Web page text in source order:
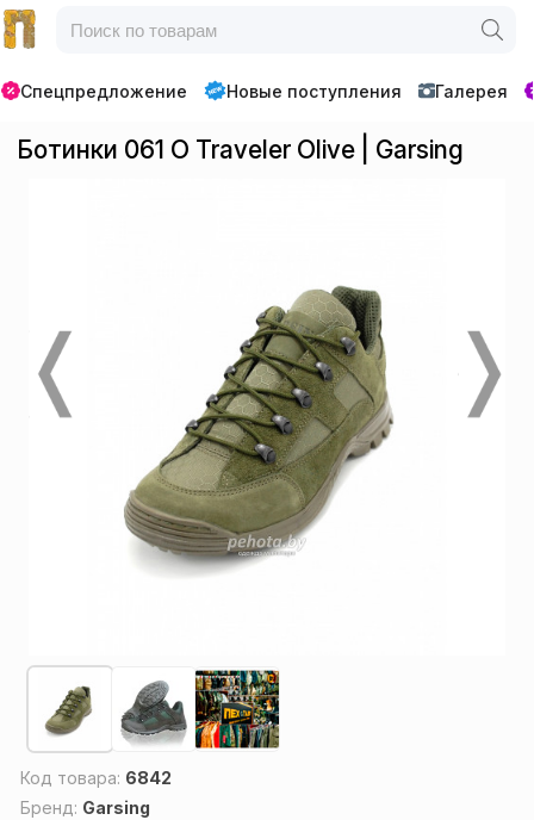
Спецпредложение Новые поступления Галерея
Ботинки 061 O Traveler Olive | Garsing
Код товара: 6842
Бренд: Garsing